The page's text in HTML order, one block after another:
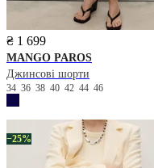
₴ 1 699
MANGO PAROS
Джинсові шорти
34 36 38 40 42 44 46
−25%